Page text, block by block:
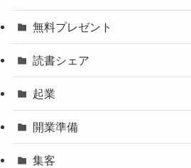
無料プレゼント
読書シェア
起業
開業準備
集客